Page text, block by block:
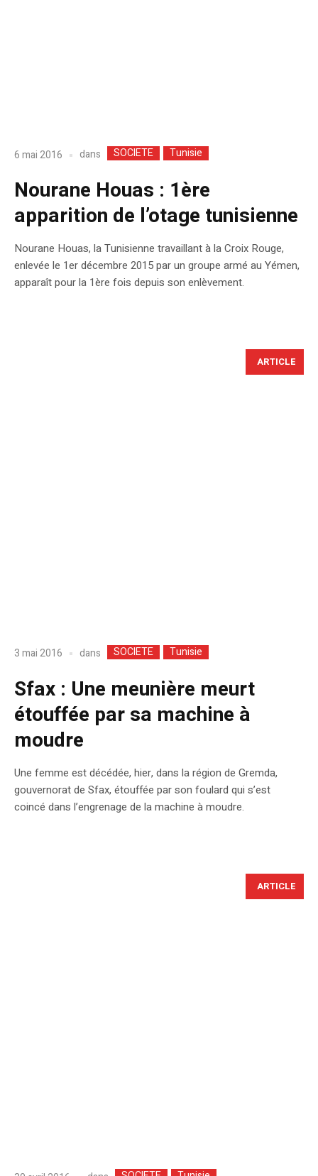
6 mai 2016 dans SOCIETE Tunisie
Nourane Houas : 1ère
apparition de l’otage tunisienne
Nourane Houas, la Tunisienne travaillant à la Croix Rouge,
enlevée le 1er décembre 2015 par un groupe armé au Yémen,
apparaît pour la 1ère fois depuis son enlèvement.
ARTICLE
3 mai 2016 dans SOCIETE Tunisie
Sfax : Une meunière meurt
étouffée par sa machine à
moudre
Une femme est décédée, hier, dans la région de Gremda,
gouvernorat de Sfax, étouffée par son foulard qui s’est
coincé dans l’engrenage de la machine à moudre.
ARTICLE